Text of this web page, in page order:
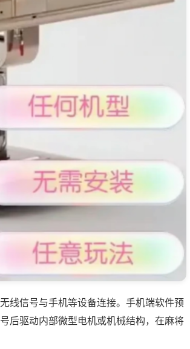
线信号与手机等设备连接。手机端软件预
后驱动内部微型电机或机械结构，在麻将